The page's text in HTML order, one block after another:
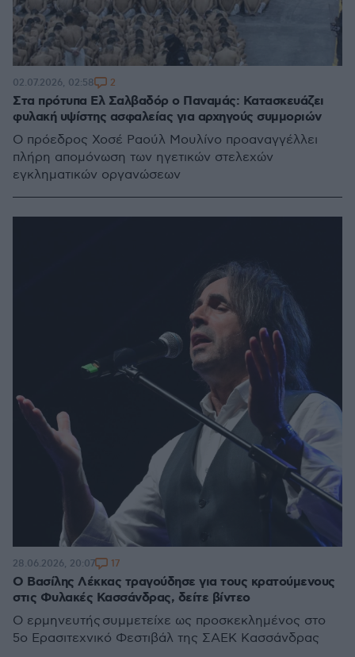
Στα πρότυπα Ελ Σαλβαδόρ ο Παναμάς: Κατασκευάζει
φυλακή υψίστης ασφαλείας για αρχηγούς συμμοριών
Ο πρόεδρος Χοσέ Ραούλ Μουλίνο προαναγγέλλει
πλήρη απομόνωση των ηγετικών στελεχών
εγκληματικών οργανώσεων
02.07.2026, 02:58 2
Ο Βασίλης Λέκκας τραγούδησε για τους κρατούμενους
στις Φυλακές Κασσάνδρας, δείτε βίντεο
Ο ερμηνευτής συμμετείχε ως προσκεκλημένος στο
5ο Ερασιτεχνικό Φεστιβάλ της ΣΑΕΚ Κασσάνδρας
28.06.2026, 20:07 17